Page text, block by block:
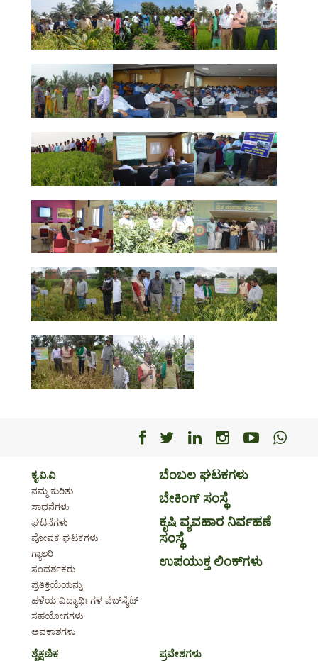
Facebook
Facebook
Facebook
Facebook
ಕೃ.ವಿ.ವಿ
ನಮ್ಮ ಕುರಿತು
ಸಾಧನೆಗಳು
ಘಟನೆಗಳು
ಪೋಷಕ ಘಟಕಗಳು
ಗ್ಯಾಲರಿ
ಸಂದರ್ಶಕರು
ಪ್ರತಿಕ್ರಿಯೆಯನ್ನು
ಹಳೆಯ ವಿದ್ಯಾರ್ಥಿಗಳ ವೆಬ್‌ಸೈಟ್
ಸಹಯೋಗಗಳು
ಅವಕಾಶಗಳು
ಬೆಂಬಲ ಘಟಕಗಳು
ಬೇಕಿಂಗ್ ಸಂಸ್ಥೆ
ಕೃಷಿ ವ್ಯವಹಾರ ನಿರ್ವಹಣೆ
ಸಂಸ್ಥೆ
ಉಪಯುಕ್ತ ಲಿಂಕ್‌ಗಳು
ಶೈಕ್ಷಣಿಕ ಪ್ರವೇಶಗಳು